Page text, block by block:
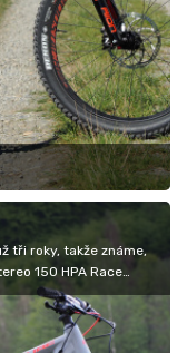
tři roky, takže známe,
150 HPA Race